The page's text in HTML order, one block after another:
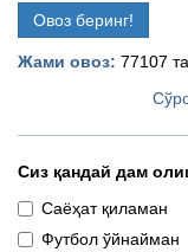
Овоз беринг!
Жами овоз: 77107 та.
Сиз қандай дам
Саёҳат қиламан
Футбол ўйнайман